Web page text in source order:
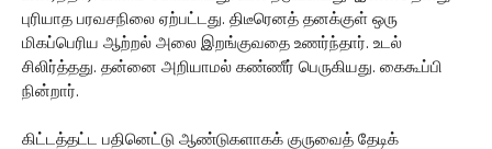
புரியாத பரவசநிலை ஏற்பட்டது. திடீரெனத் தனக்குள் ஒரு
மிகப்பெரிய ஆற்றல் அலை இறங்குவதை உணர்ந்தார். உடல்
சிலிர்த்தது. தன்னை அறியாமல் கண்ணீர் பெருகியது. கைகூப்பி
நின்றார்.
கிட்டத்தட்ட பதினெட்டு ஆண்டுகளாகக் குருவைத் தேடிக்